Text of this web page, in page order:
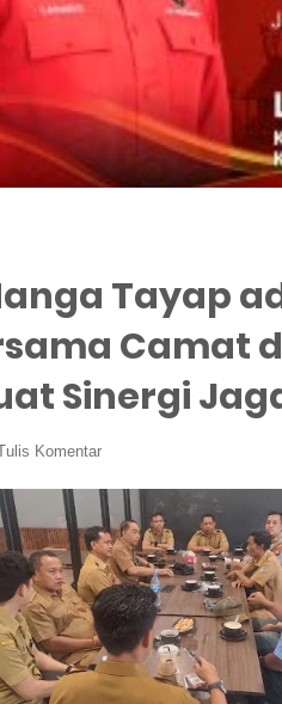
Tayap
Camat
Sinergi
Komentar